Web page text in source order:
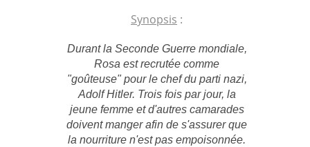
Synopsis :
Durant la Seconde Guerre mondiale,
Rosa est recrutée comme
"goûteuse" pour le chef du parti nazi,
Adolf Hitler. Trois fois par jour, la
jeune femme et d'autres camarades
doivent manger afin de s'assurer que
la nourriture n'est pas empoisonnée.